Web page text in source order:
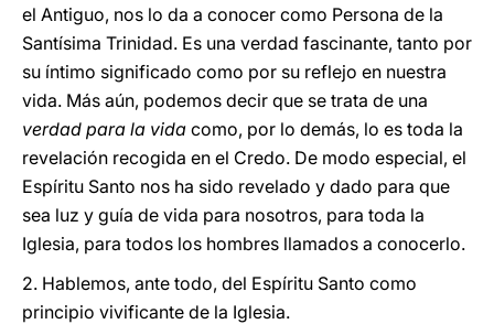
el Antiguo, nos lo da a conocer como Persona de la
Santísima Trinidad. Es una verdad fascinante, tanto por
su íntimo significado como por su reflejo en nuestra
vida. Más aún, podemos decir que se trata de una
verdad para la vida como, por lo demás, lo es toda la
revelación recogida en el Credo. De modo especial, el
Espíritu Santo nos ha sido revelado y dado para que
sea luz y guía de vida para nosotros, para toda la
Iglesia, para todos los hombres llamados a conocerlo.
2. Hablemos, ante todo, del Espíritu Santo como
principio vivificante de la Iglesia.